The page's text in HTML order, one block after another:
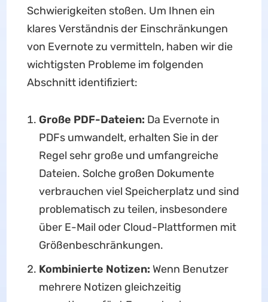
Schwierigkeiten stoßen. Um Ihnen ein
klares Verständnis der Einschränkungen
von Evernote zu vermitteln, haben wir die
wichtigsten Probleme im folgenden
Abschnitt identifiziert:
Große PDF-Dateien: Da Evernote in
PDFs umwandelt, erhalten Sie in der
Regel sehr große und umfangreiche
Dateien. Solche großen Dokumente
verbrauchen viel Speicherplatz und sind
problematisch zu teilen, insbesondere
über E-Mail oder Cloud-Plattformen mit
Größenbeschränkungen.
Kombinierte Notizen: Wenn Benutzer
mehrere Notizen gleichzeitig